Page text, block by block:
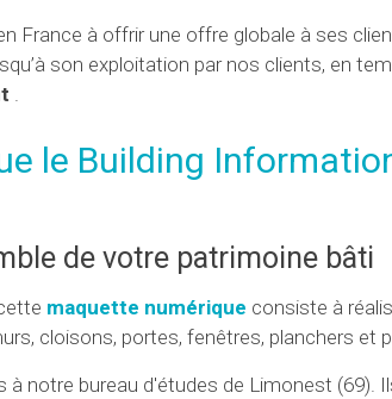
France à offrir une offre globale à ses
son exploitation par nos clients, en
.
le Building
de votre patrimoine bâti
maquette numérique consiste à
cloisons, portes, fenêtres, planchers et
notre bureau d'études de Limonest (69).